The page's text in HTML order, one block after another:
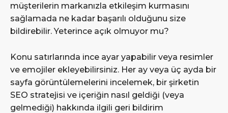
müşterilerin markanızla etkileşim kurmasını
sağlamada ne kadar başarılı olduğunu size
bildirebilir. Yeterince açık olmuyor mu?
Konu satırlarında ince ayar yapabilir veya resimler
ve emojiler ekleyebilirsiniz. Her ay veya üç ayda bir
sayfa görüntülemelerini incelemek, bir şirketin
SEO stratejisi ve içeriğin nasıl geldiği (veya
gelmediği) hakkında ilgili geri bildirim